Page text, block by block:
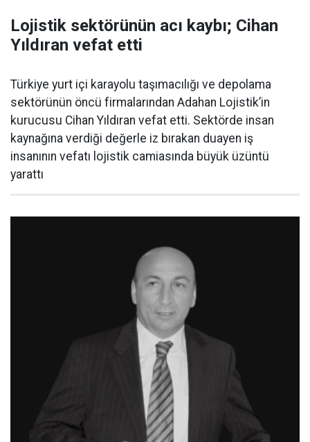
Lojistik sektörünün acı kaybı; Cihan
Yıldıran vefat etti
Türkiye yurt içi karayolu taşımacılığı ve depolama
sektörünün öncü firmalarından Adahan Lojistik’in
kurucusu Cihan Yıldıran vefat etti. Sektörde insan
kaynağına verdiği değerle iz bırakan duayen iş
insanının vefatı lojistik camiasında büyük üzüntü
yarattı